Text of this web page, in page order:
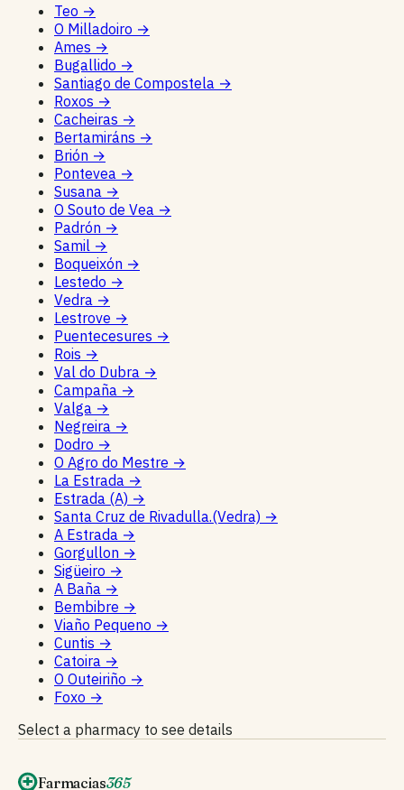
Teo →
O Milladoiro →
Ames →
Bugallido →
Santiago de Compostela →
Roxos →
Cacheiras →
Bertamiráns →
Brión →
Pontevea →
Susana →
O Souto de Vea →
Padrón →
Samil →
Boqueixón →
Lestedo →
Vedra →
Lestrove →
Puentecesures →
Rois →
Val do Dubra →
Campaña →
Valga →
Negreira →
Dodro →
O Agro do Mestre →
La Estrada →
Estrada (A) →
Santa Cruz de Rivadulla.(Vedra) →
A Estrada →
Gorgullon →
Sigüeiro →
A Baña →
Bembibre →
Viaño Pequeno →
Cuntis →
Catoira →
O Outeiriño →
Foxo →
Select a pharmacy to see details
Farmacias365